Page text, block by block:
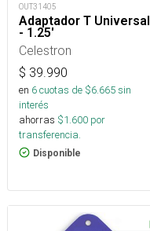
OUT31405
Adaptador T Universal
- 1.25'
Celestron
$ 39.990
en 6cuotas de $6.665sin
interés
ahorras $1.600 por
transferencia.
Disponible